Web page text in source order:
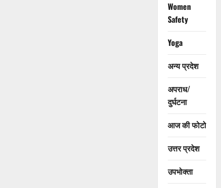
Women
Safety
Yoga
अन्य प्रदेश
अपराध/
दुर्घटना
आज की फोटो
उत्तर प्रदेश
उपभोक्ता